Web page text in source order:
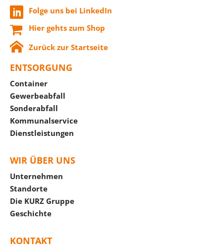
Folge uns bei LinkedIn
Hier gehts zum Shop
Zurück zur Startseite
ENTSORGUNG
Container
Gewerbeabfall
Sonderabfall
Kommunalservice
Dienstleistungen
WIR ÜBER UNS
Unternehmen
Standorte
Die KURZ Gruppe
Geschichte
KONTAKT